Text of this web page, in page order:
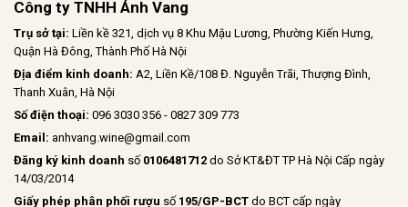
Công ty TNHH Ánh Vang
Trụ sở tại: Liền kề 321, dịch vụ 8 Khu Mậu Lương, Phường Kiến Hưng,
Quận Hà Đông, Thành Phố Hà Nội
Địa điểm kinh doanh: A2, Liền Kề/108 Đ. Nguyễn Trãi, Thượng Đình,
Thanh Xuân, Hà Nội
Số điện thoại: 096 3030 356 - 0827 309 773
Email: anhvang.wine@gmail.com
Đăng ký kinh doanh số 0106481712 do Sở KT&ĐT TP Hà Nội Cấp ngày
14/03/2014
Giấy phép phân phối rượu số 195/GP-BCT do BCT cấp ngày